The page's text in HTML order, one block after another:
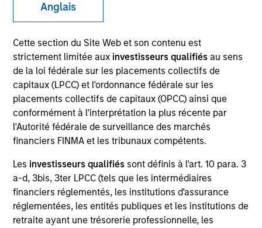
Anglais
Cette section du Site Web et son contenu est
strictement limitée aux investisseurs qualifiésau sens
de la loi fédérale sur les placements collectifs de
capitaux (LPCC) et l'ordonnance fédérale sur les
placements collectifs de capitaux (OPCC) ainsi que
conformément à l'interprétation la plus récente par
l'Autorité fédérale de surveillance des marchés
financiers FINMA et les tribunaux compétents.
Les investisseurs qualifiés sont définis à l'art. 10 para. 3
a-d, 3bis, 3ter LPCC (tels que les intermédiaires
financiers réglementés, les institutions d'assurance
réglementées, les entités publiques et les institutions de
retraite ayant une trésorerie professionnelle, les
YEARS OF INDUSTRY EXPERIENCE
Larry oversees the portfolio management and
trading of the Parametric Liquid Alternatives